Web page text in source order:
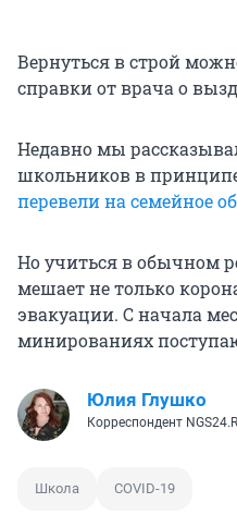
Вернуться в строй
справки от врача о
Недавно мы
школьников в
перевели на семейное
Но учиться в обычном
мешает не только
эвакуации. С начала
минированиях
Юлия Глушко
Корреспондент
Школа COVID-19